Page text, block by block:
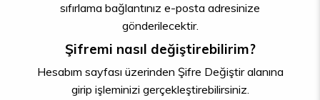
sıfırlama bağlantınız e-posta adresinize
gönderilecektir.
Şifremi nasıl değiştirebilirim?
Hesabım sayfası üzerinden Şifre Değiştir alanına
girip işleminizi gerçekleştirebilirsiniz.